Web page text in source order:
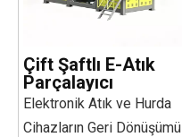
Çift Şaftlı E-Atık
Parçalayıcı
Elektronik Atık ve Hurda
Cihazların Geri Dönüşümü